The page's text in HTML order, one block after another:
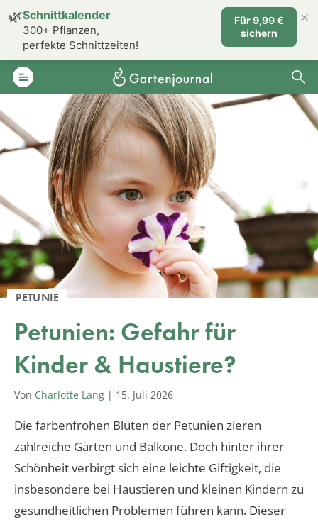
PETUNIE
Petunien: Gefahr für
Kinder & Haustiere?
Von Charlotte Lang | 15. Juli 2026
Die farbenfrohen Blüten der Petunien zieren
zahlreiche Gärten und Balkone. Doch hinter ihrer
Schönheit verbirgt sich eine leichte Giftigkeit, die
insbesondere bei Haustieren und kleinen Kindern zu
gesundheitlichen Problemen führen kann. Dieser
🌿Schnittkalender
300+ Pflanzen,
perfekte Schnittzeiten!
Für 9,99 €
sichern
×